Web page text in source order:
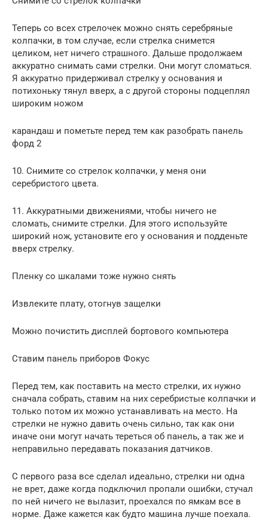
Теперь со всех стрелочек можно снять серебряные
колпачки, в том случае, если стрелка снимется
целиком, нет ничего страшного. Дальше продолжаем
аккуратно снимать сами стрелки. Они могут сломаться.
Я аккуратно придерживал стрелку у основания и
потихоньку тянул вверх, а с другой стороны подцеплял
широким ножом
карандаш и пометьте перед тем как разобрать панель
форд 2
10. Снимите со стрелок колпачки, у меня они
серебристого цвета.
11. Аккуратными движениями, чтобы ничего не
сломать, снимите стрелки. Для этого используйте
широкий нож, установите его у основания и подденьте
вверх стрелку.
Пленку со шкалами тоже нужно снять
Извлеките плату, отогнув защелки
Можно почистить дисплей бортового компьютера
Ставим панель приборов Фокус
Перед тем, как поставить на место стрелки, их нужно
сначала собрать, ставим на них серебристые колпачки и
только потом их можно устанавливать на место. На
стрелки не нужно давить очень сильно, так как они
иначе они могут начать тереться об панель, а так же и
неправильно передавать показания датчиков.
С первого раза все сделал идеально, стрелки ни одна
не врет, даже когда подключил пропали ошибки, стучал
по ней ничего не вылазит, проехался по ямкам все в
норме. Даже кажется как будто машина лучше поехала.